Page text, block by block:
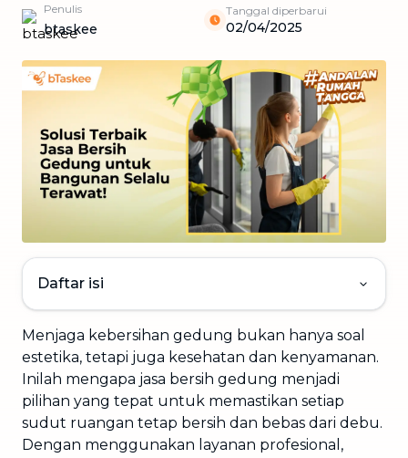
Penulis
btaskee
Tanggal diperbarui
02/04/2025
Daftar isi
Menjaga kebersihan gedung bukan hanya soal
estetika, tetapi juga kesehatan dan kenyamanan.
Inilah mengapa jasa bersih gedung menjadi
pilihan yang tepat untuk memastikan setiap
sudut ruangan tetap bersih dan bebas dari debu.
Dengan menggunakan layanan profesional,